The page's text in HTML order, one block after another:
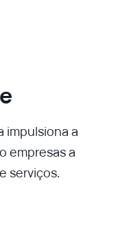
impulsiona a
empresas a
serviços.